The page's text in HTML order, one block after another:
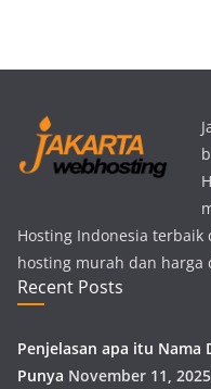
Hosting Indonesia
hosting murah dan harga
Recent Posts
Penjelasan apa itu Nama
Punya November 11, 2025